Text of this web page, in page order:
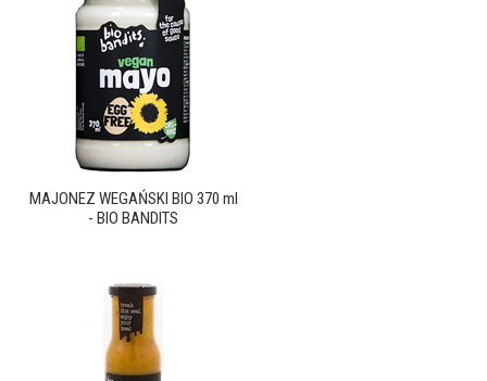
MAJONEZ WEGAŃSKI BIO 370 ml
- BIO BANDITS